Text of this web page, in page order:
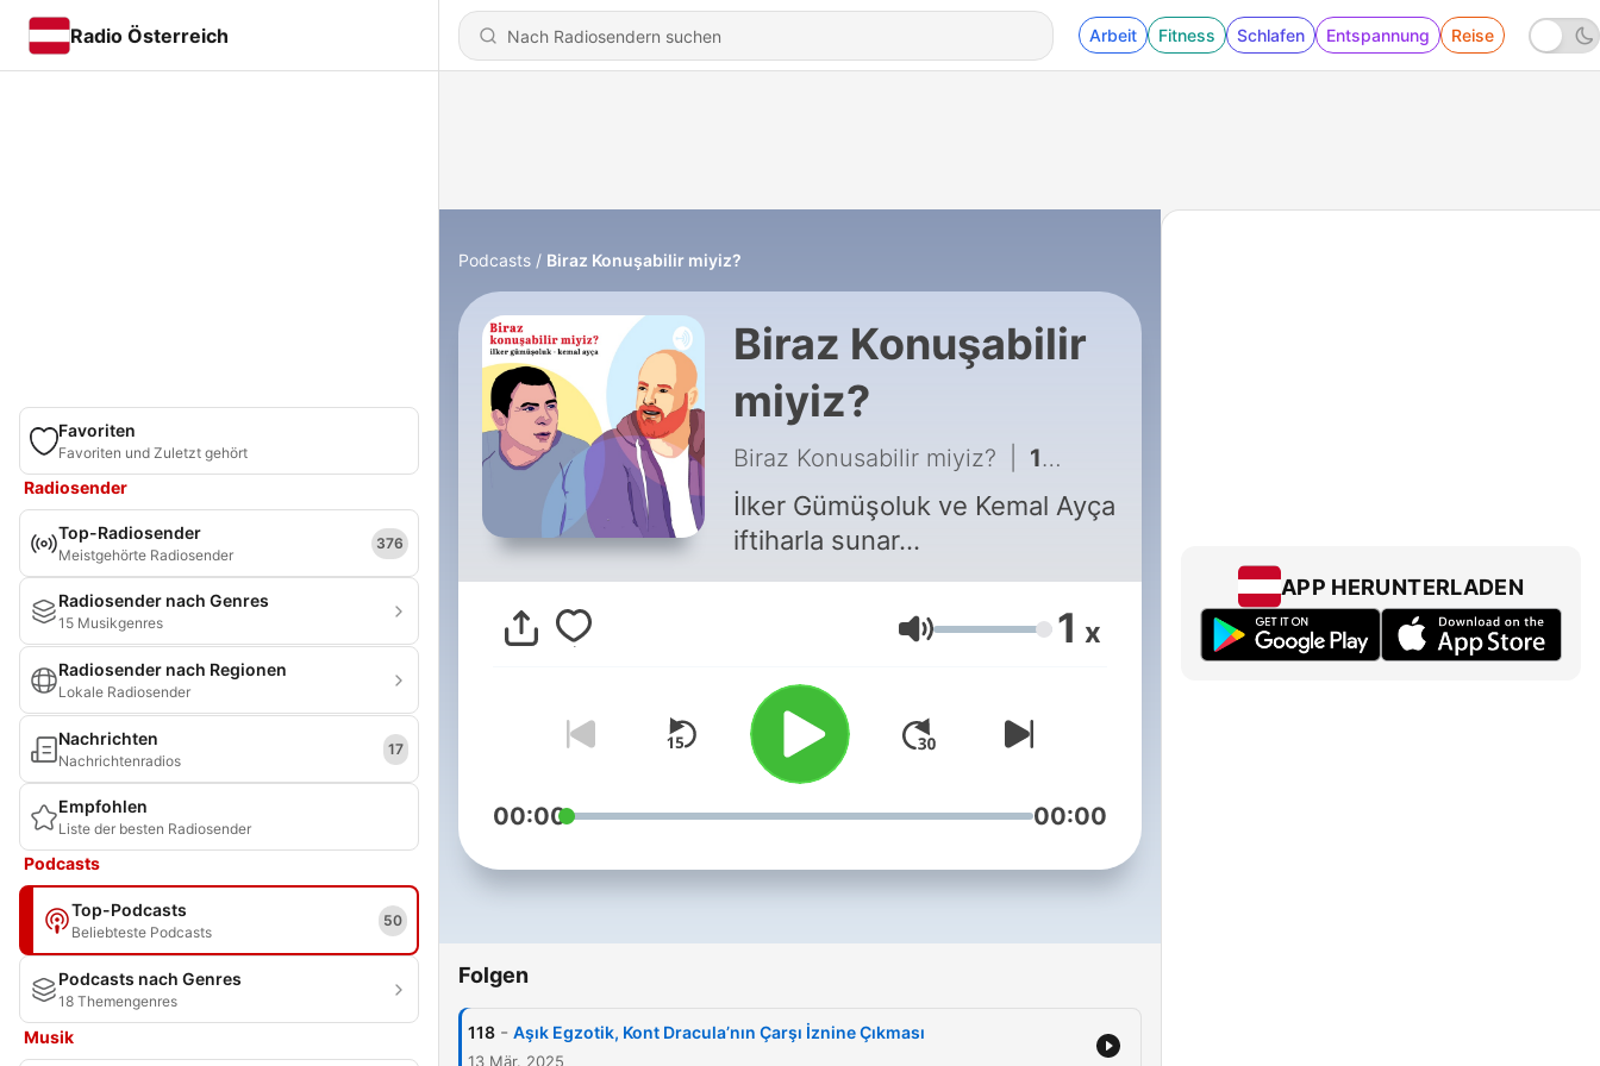
Radio Österreich Arbeit Fitness Schlafen Entspannung Reise
Favoriten
Favoriten und Zuletzt gehört
Radiosender
Top-Radiosender
Meistgehörte Radiosender
376
Radiosender nach Genres
15 Musikgenres
Radiosender nach Regionen
Lokale Radiosender
Nachrichten
Nachrichtenradios
17
Empfohlen
Liste der besten Radiosender
Podcasts
Top-Podcasts
Beliebteste Podcasts
50
Podcasts nach Genres
18 Themengenres
Musik
Podcasts Biraz Konuşabilir miyiz?
Biraz Konuşabilir
miyiz?
Biraz Konusabilir miyiz? 118 - Aşık Egzotik, Kont Dracula’nın Çarşı İznine Çıkması
İlker Gümüşoluk ve Kemal Ayça
iftiharla sunar...
Lautstärke 1 x
00:00 00:00
Folgen
118 - Aşık Egzotik, Kont Dracula’nın Çarşı İznine Çıkması
13 Mär. 2025
APP HERUNTERLADEN